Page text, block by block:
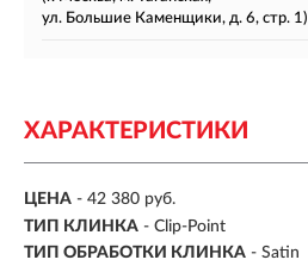
ул. Большие Каменщики, д. 6, стр. 1)
ХАРАКТЕРИСТИКИ
ЦЕНА - 42 380 руб.
ТИП КЛИНКА - Clip-Point
ТИП ОБРАБОТКИ КЛИНКА - Satin